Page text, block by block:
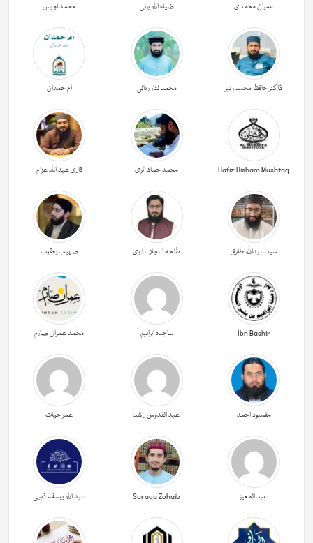
عمران محمدی ضیاء اللہ برنی محمد اویس
ڈاکٹر حافظ محمد زبیر محمد نثار ربانی ام حمدان
Hafiz Hisham Mushtaq محمد حماد اثری قاری عبد اللہ عزام
سید عبداللہ طارق طلحہ اعجاز علوی صہیب یعقوب
Ibn Bashir ساجدہ ابراہیم محمد عمران صارم
مقصود احمد عبد القدوس راشد عمر حیات
عبد المعیز Suraqa Zohaib عبد اللہ یوسف ذہبی